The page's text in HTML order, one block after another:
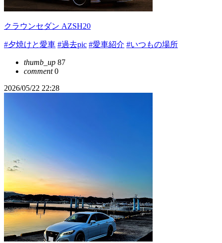
クラウンセダン AZSH20
#夕焼けと愛車 #過去pic #愛車紹介 #いつもの場所
thumb_up 87
comment0
2026/05/22 22:28